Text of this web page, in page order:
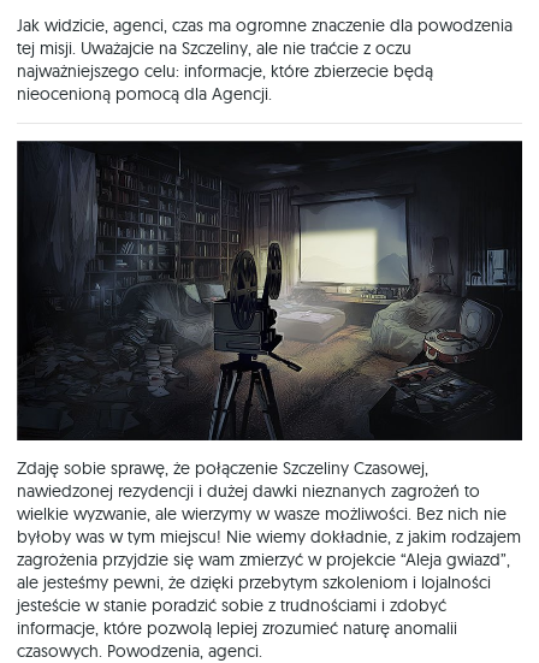
Jak widzicie, agenci, czas ma ogromne znaczenie dla powodzenia
tej misji. Uważajcie na Szczeliny, ale nie traćcie z oczu
najważniejszego celu: informacje, które zbierzecie będą
nieocenioną pomocą dla Agencji.
Zdaję sobie sprawę, że połączenie Szczeliny Czasowej,
nawiedzonej rezydencji i dużej dawki nieznanych zagrożeń to
wielkie wyzwanie, ale wierzymy w wasze możliwości. Bez nich nie
byłoby was w tym miejscu! Nie wiemy dokładnie, z jakim rodzajem
zagrożenia przyjdzie się wam zmierzyć w projekcie “Aleja gwiazd”,
ale jesteśmy pewni, że dzięki przebytym szkoleniom i lojalności
jesteście w stanie poradzić sobie z trudnościami i zdobyć
informacje, które pozwolą lepiej zrozumieć naturę anomalii
czasowych. Powodzenia, agenci.